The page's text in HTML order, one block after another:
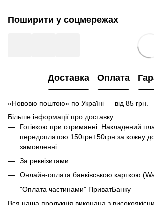
Поширити у соцмережах
Доставка Оплата
«Нововю поштою» по Україні — від 85 грн.
Більше інформації про доставку
Готівкою при отриманні. Накладений
передоплатою 150грн+50грн за кожну
замовленні.
За реквізитами
Онлайн-оплата банківською карткою
"Оплата частинами" ПриватБанку